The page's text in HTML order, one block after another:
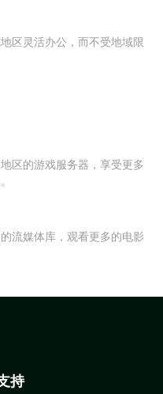
区灵活办公，而不受地域限
区的游戏服务器，享受更多
流媒体库，观看更多的电影
持